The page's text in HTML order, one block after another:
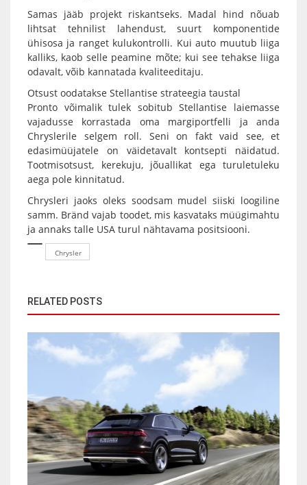
Samas jääb projekt riskantseks. Madal hind nõuab
lihtsat tehnilist lahendust, suurt komponentide
ühisosa ja ranget kulukontrolli. Kui auto muutub liiga
kalliks, kaob selle peamine mõte; kui see tehakse liiga
odavalt, võib kannatada kvaliteeditaju.
Otsust oodatakse Stellantise strateegia taustal
Pronto võimalik tulek sobitub Stellantise laiemasse
vajadusse korrastada oma margiportfelli ja anda
Chryslerile selgem roll. Seni on fakt vaid see, et
edasimüüjatele on väidetavalt kontsepti näidatud.
Tootmisotsust, kerekuju, jõuallikat ega turuletuleku
aega pole kinnitatud.
Chrysleri jaoks oleks soodsam mudel siiski loogiline
samm. Bränd vajab toodet, mis kasvataks müügimahtu
ja annaks talle USA turul nähtavama positsiooni.
Chrysler
RELATED POSTS